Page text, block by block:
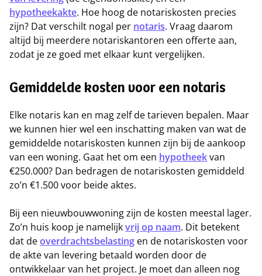
hypotheekakte. Hoe hoog de notariskosten precies
zijn? Dat verschilt nogal per notaris. Vraag daarom
altijd bij meerdere notariskantoren een offerte aan,
zodat je ze goed met elkaar kunt vergelijken.
Gemiddelde kosten voor een notaris
Elke notaris kan en mag zelf de tarieven bepalen. Maar
we kunnen hier wel een inschatting maken van wat de
gemiddelde notariskosten kunnen zijn bij de aankoop
van een woning. Gaat het om een hypotheekvan
€250.000? Dan bedragen de notariskosten gemiddeld
zo’n €1.500 voor beide aktes.
Bij een nieuwbouwwoning zijn de kosten meestal lager.
Zo’n huis koop je namelijkvrij op naam. Dit betekent
dat deoverdrachtsbelasting en de notariskosten voor
de akte van levering betaald worden door de
ontwikkelaar van het project. Je moet dan alleen nog